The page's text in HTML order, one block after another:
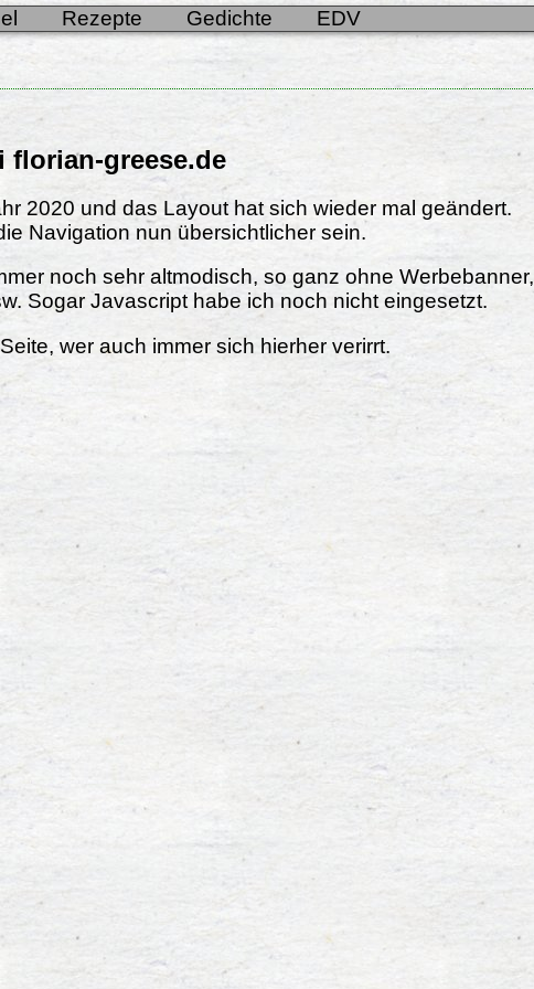
Rezepte Gedichte EDV
florian-greese.de
2020 und das Layout hat sich wieder mal geändert.
Navigation nun übersichtlicher sein.
noch sehr altmodisch, so ganz ohne Werbebanner,
Sogar Javascript habe ich noch nicht eingesetzt.
wer auch immer sich hierher verirrt.